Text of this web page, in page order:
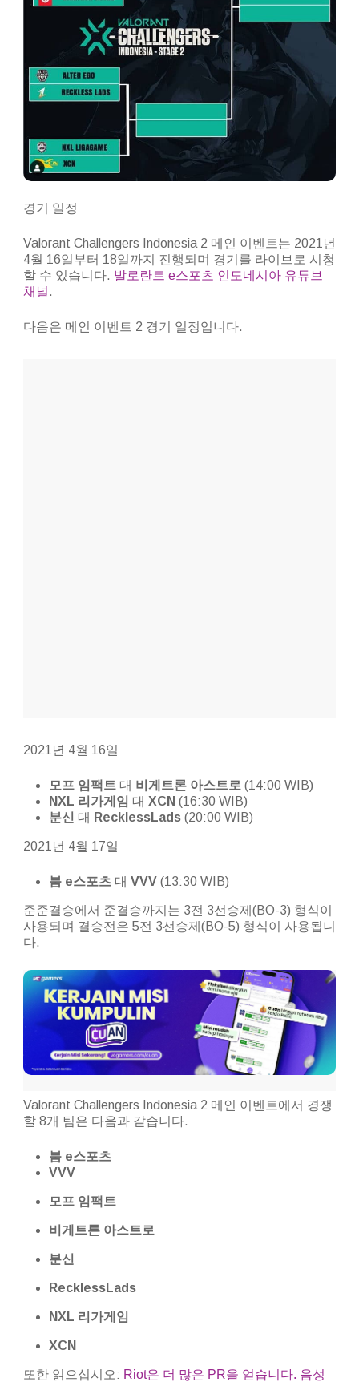
경기 일정
Valorant Challengers Indonesia 2 메인 이벤트는 2021년
4월 16일부터 18일까지 진행되며 경기를 라이브로 시청
할 수 있습니다. 발로란트 e스포츠 인도네시아 유튜브
채널.
다음은 메인 이벤트 2 경기 일정입니다.
2021년 4월 16일
모프 임팩트 대 비게트론 아스트로 (14:00 WIB)
NXL 리가게임 대 XCN (16:30 WIB)
분신 대 RecklessLads (20:00 WIB)
2021년 4월 17일
붐 e스포츠 대 VVV (13:30 WIB)
준준결승에서 준결승까지는 3전 3선승제(BO-3) 형식이
사용되며 결승전은 5전 3선승제(BO-5) 형식이 사용됩니
다.
Valorant Challengers Indonesia 2 메인 이벤트에서 경쟁
할 8개 팀은 다음과 같습니다.
붐 e스포츠
VVV
모프 임팩트
비게트론 아스트로
분신
RecklessLads
NXL 리가게임
XCN
또한 읽으십시오: Riot은 더 많은 PR을 얻습니다. 음성